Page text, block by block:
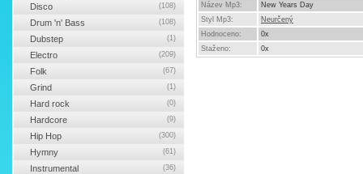
Název Mp3:
New Years Day
Styl Mp3:
Neurčený
Hodnoceno:
0x
Staženo:
0x
Disco (108)
Drum 'n' Bass (108)
Dubstep (1)
Electro (209)
Folk (67)
Grind (1)
Hard rock (0)
Hardcore (9)
Hip Hop (300)
Hymny (61)
Instrumental (36)